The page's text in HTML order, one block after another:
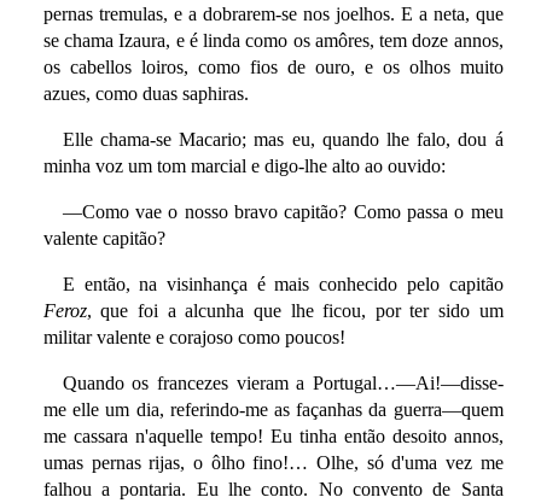
pernas tremulas, e a dobrarem-se nos joelhos. E a neta, que
se chama Izaura, e é linda como os amôres, tem doze annos,
os cabellos loiros, como fios de ouro, e os olhos muito
azues, como duas saphiras.
Elle chama-se Macario; mas eu, quando lhe falo, dou á
minha voz um tom marcial e digo-lhe alto ao ouvido:
—Como vae o nosso bravo capitão? Como passa o meu
valente capitão?
E então, na visinhança é mais conhecido pelo capitão
Feroz, que foi a alcunha que lhe ficou, por ter sido um
militar valente e corajoso como poucos!
Quando os francezes vieram a Portugal…—Ai!—disse-
me elle um dia, referindo-me as façanhas da guerra—quem
me cassara n'aquelle tempo! Eu tinha então desoito annos,
umas pernas rijas, o ôlho fino!… Olhe, só d'uma vez me
falhou a pontaria. Eu lhe conto. No convento de Santa